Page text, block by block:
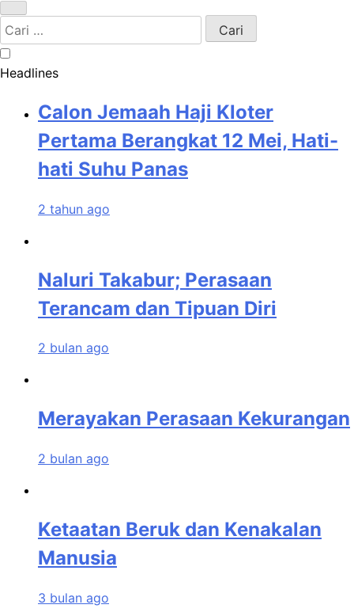
Cari
untuk:
Headlines
Calon Jemaah Haji Kloter
Pertama Berangkat 12 Mei, Hati-
hati Suhu Panas
2 tahun ago
Naluri Takabur; Perasaan
Terancam dan Tipuan Diri
2 bulan ago
Merayakan Perasaan Kekurangan
2 bulan ago
Ketaatan Beruk dan Kenakalan
Manusia
3 bulan ago